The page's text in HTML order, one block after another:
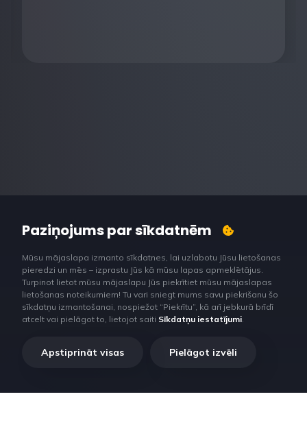
Paziņojums par sīkdatnēm
Mūsu mājaslapa izmanto sīkdatnes, lai uzlabotu Jūsu lietošanas
pieredzi un mēs – izprastu Jūs kā mūsu lapas apmeklētājus.
Turpinot lietot mūsu mājaslapu Jūs piekrītiet mūsu mājaslapas
lietošanas noteikumiem! Tu vari sniegt mums savu piekrišanu šo
sīkdatņu izmantošanai, nospiežot “Piekrītu”, kā arī jebkurā brīdī
atcelt vai pielāgot to, lietojot saiti Sīkdatņu iestatījumi.
Apstiprināt visas Pielāgot izvēli